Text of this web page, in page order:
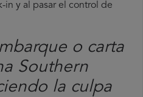
in y al pasar el control de
o carta
Southern
la culpa